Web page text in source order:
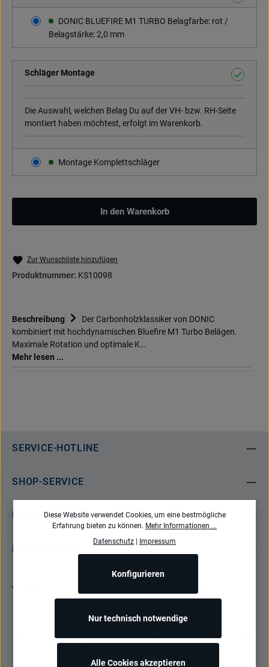
DONIC BLUEFIRE M1 TURBO Belagfarbe: rot /
Belagstärke: 2,0 mm
Schläger Montage
Die Auswahl, welchen Belag Du auf der VH- bzw. RH-Seite
montiert haben möchtest, erfolgt im Warenkorb.
Montage Komplettschläger
In den Warenkorb
Zur Wunschliste hinzufügen
Produktnummer: KS10098
Beschreibung
Der Carbonholzklassiker von DONIC
kombiniert mit hochdynamischen Bluefire M1 Turbo Belägen.
Maximale Rotation und optimale K…
Mehr lesen ...
SERVICE-HOTLINE
SHOP-SERVICE
INFORMATIONEN
Bestellung widerrufen
Nachnahmegebühren, wenn nicht anders angegeben.
Diese Website verwendet Cookies, um eine bestmögliche
Erfahrung bieten zu können. Mehr Informationen ...
Datenschutz | Impressum
Nur technisch notwendige
Konfigurieren
Alle Cookies akzeptieren